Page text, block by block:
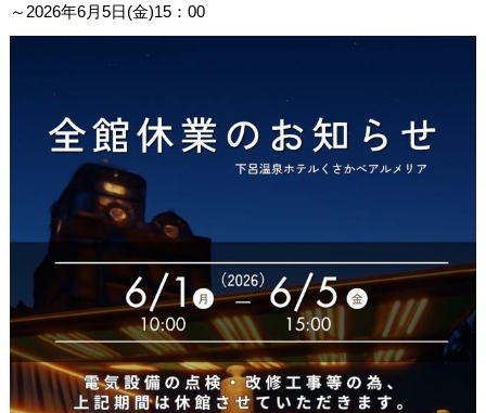
～2026年6月5日(金)15：00